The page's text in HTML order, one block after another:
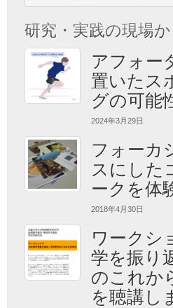
研究・実践の現場か
アフォー
置いたス
グの可能
2024年3月29日
フォーカ
スにした
ークを体
2018年4月30日
ワークシ
学を振り
のこれか
を聴講し